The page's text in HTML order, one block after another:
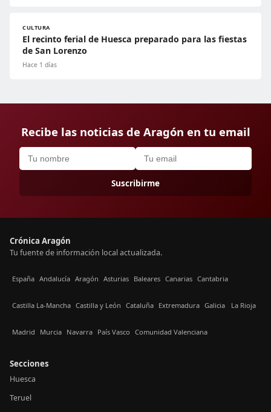
CULTURA
El recinto ferial de Huesca preparado para las fiestas
de San Lorenzo
Hace 1 días
Recibe las noticias de Aragón en tu email
Suscribirme
Crónica Aragón
Tu fuente de información local actualizada.
España Andalucía Aragón Asturias Baleares Canarias Cantabria
Castilla La-Mancha Castilla y León Cataluña Extremadura Galicia La Rioja
Madrid Murcia Navarra País Vasco Comunidad Valenciana
Secciones
Huesca
Teruel